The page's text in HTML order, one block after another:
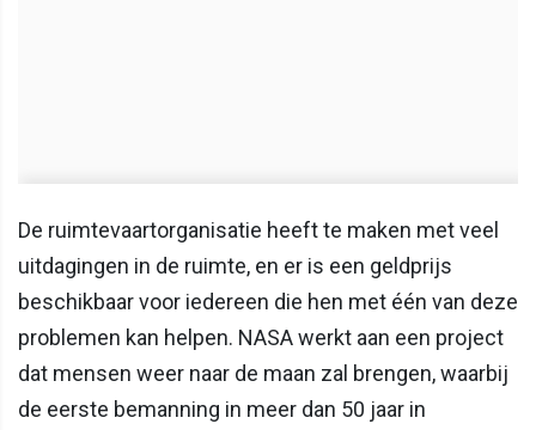
De ruimtevaartorganisatie heeft te maken met veel
uitdagingen in de ruimte, en er is een geldprijs
beschikbaar voor iedereen die hen met één van deze
problemen kan helpen. NASA werkt aan een project
dat mensen weer naar de maan zal brengen, waarbij
de eerste bemanning in meer dan 50 jaar in